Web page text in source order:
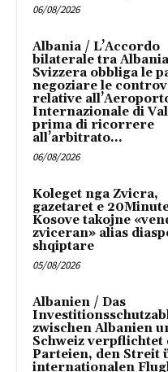
06/08/2026
Albania / L’Accordo
bilaterale tra
Svizzera obbliga le
negoziare le
relative
Internazionale di
prima di ricorrere
all’arbitrato...
06/08/2026
Koleget nga Zvicra,
gazetaret e
Kosove takojne
zviceran» alias
shqiptare
05/08/2026
Albanien / Das
zwischen Albanien
Schweiz verpflichtet
Parteien, den Streit
internationalen